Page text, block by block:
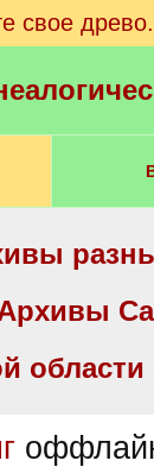
свое
области